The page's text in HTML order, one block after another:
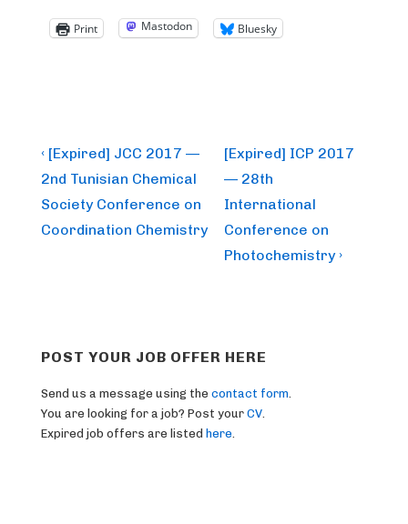
Print Mastodon Bluesky
Post
navigation
Previous
Post
is
‹ [Expired] JCC 2017 —
2nd Tunisian Chemical
Society Conference on
Coordination Chemistry
Next
Post
is
[Expired] ICP 2017
— 28th
International
Conference on
Photochemistry ›
POST YOUR JOB OFFER HERE
Send us a message using the contact form
You are looking for a job? Post your CV
Expired job offers are listed here